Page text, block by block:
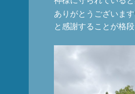
ありがとうございます
と感謝することが格